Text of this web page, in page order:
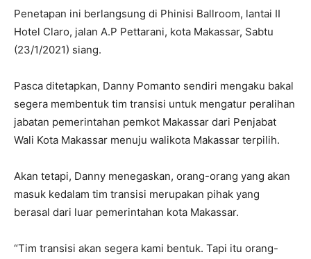
Penetapan ini berlangsung di Phinisi Ballroom, lantai II
Hotel Claro, jalan A.P Pettarani, kota Makassar, Sabtu
(23/1/2021) siang.
Pasca ditetapkan, Danny Pomanto sendiri mengaku bakal
segera membentuk tim transisi untuk mengatur peralihan
jabatan pemerintahan pemkot Makassar dari Penjabat
Wali Kota Makassar menuju walikota Makassar terpilih.
Akan tetapi, Danny menegaskan, orang-orang yang akan
masuk kedalam tim transisi merupakan pihak yang
berasal dari luar pemerintahan kota Makassar.
“Tim transisi akan segera kami bentuk. Tapi itu orang-